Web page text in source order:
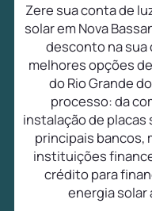
Zere sua conta de
solar em Nova
desconto na sua
melhores opções
do Rio Grande
processo: da
instalação de placas
principais bancos,
instituições
crédito para
energia solar